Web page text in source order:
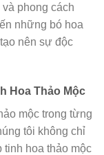
phong cách
những bó hoa
nên sự độc
Hoa Thảo Mộc
mộc trong từng
tôi không chỉ
hoa thảo mộc